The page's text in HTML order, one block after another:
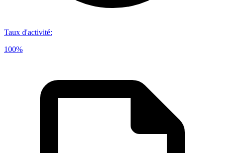
Taux d'activité:
100%